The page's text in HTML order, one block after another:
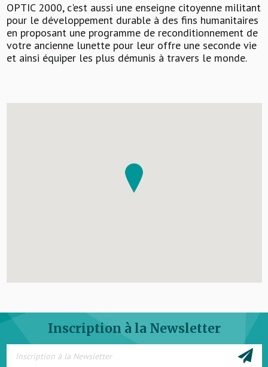
OPTIC 2000, c'est aussi une enseigne citoyenne militant
pour le développement durable à des fins humanitaires
en proposant une programme de reconditionnement de
votre ancienne lunette pour leur offre une seconde vie
et ainsi équiper les plus démunis à travers le monde.
Inscription à la Newsletter